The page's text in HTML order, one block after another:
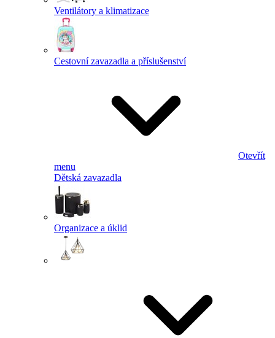
Ventilátory a klimatizace
Cestovní zavazadla a příslušenství
Otevřít
menu
Dětská zavazadla
Organizace a úklid